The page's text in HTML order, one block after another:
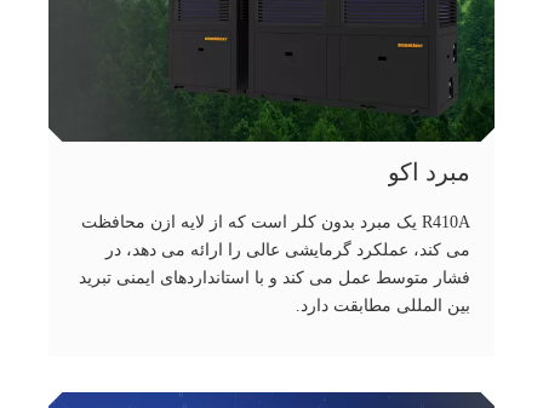
مبرد اکو
R410A یک مبرد بدون کلر است که از لایه ازن محافظت
می کند، عملکرد گرمایشی عالی را ارائه می دهد، در
فشار متوسط ​​عمل می کند و با استانداردهای ایمنی تبرید
بین المللی مطابقت دارد.